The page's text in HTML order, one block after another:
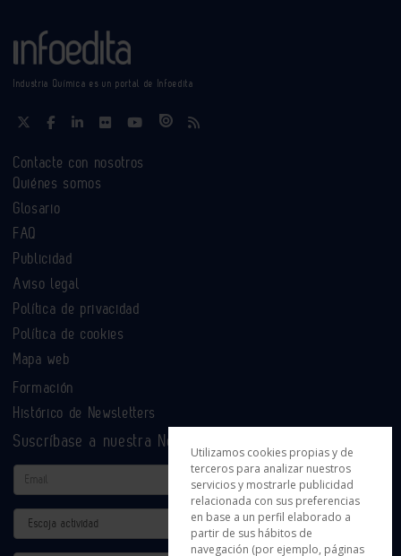
Industria Química es un portal de Infoedita
Contacte con nosotros
Quiénes somos
Glosario
FAQ
Publicidad
Aviso legal
Política de privacidad
Política de cookies
Mapa web
Formación
Histórico de Newsletters
Suscríbase a nuestra Newsletter
Email
Actividad
Utilizamos cookies propias y de
terceros para analizar nuestros
servicios y mostrarle publicidad
relacionada con sus preferencias
en base a un perfil elaborado a
partir de sus hábitos de
navegación (por ejemplo, páginas